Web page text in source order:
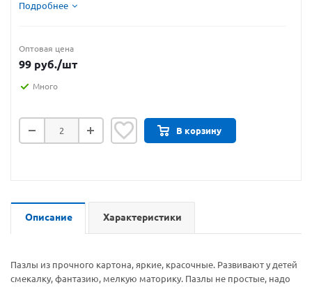
Подробнее
Оптовая цена
99 руб./шт
Много
В корзину
Описание Характеристики
Пазлы из прочного картона, яркие, красочные. Развивают у детей
смекалку, фантазию, мелкую маторику. Пазлы не простые, надо